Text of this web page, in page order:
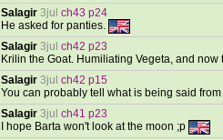
Salagir 3jul ch43 p24
He asked for panties.
Salagir 3jul ch42 p23
Krilin the Goat. Humiliating Vegeta, and now
Salagir 3jul ch42 p15
You can probably tell what is being said
Salagir 3jul ch41 p23
I hope Barta won't look at the moon ;p